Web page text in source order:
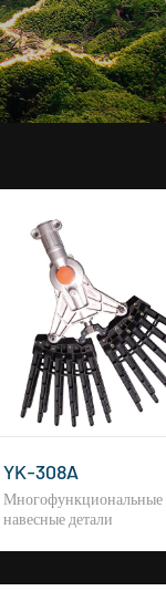
YK-308A
Многофункциональные
навесные детали